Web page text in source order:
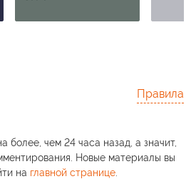
Правила
более, чем 24 часа назад, а значит,
Новые материалы вы
на главной странице.